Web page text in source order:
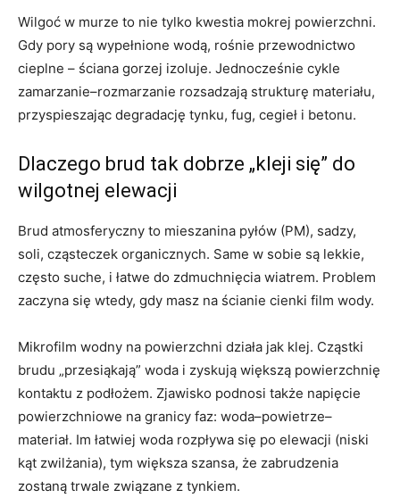
Wilgoć w murze to nie tylko kwestia mokrej powierzchni.
Gdy pory są wypełnione wodą, rośnie przewodnictwo
cieplne – ściana gorzej izoluje. Jednocześnie cykle
zamarzanie–rozmarzanie rozsadzają strukturę materiału,
przyspieszając degradację tynku, fug, cegieł i betonu.
Dlaczego brud tak dobrze „kleji się” do
wilgotnej elewacji
Brud atmosferyczny to mieszanina pyłów (PM), sadzy,
soli, cząsteczek organicznych. Same w sobie są lekkie,
często suche, i łatwe do zdmuchnięcia wiatrem. Problem
zaczyna się wtedy, gdy masz na ścianie cienki film wody.
Mikrofilm wodny na powierzchni działa jak klej. Cząstki
brudu „przesiąkają” woda i zyskują większą powierzchnię
kontaktu z podłożem. Zjawisko podnosi także napięcie
powierzchniowe na granicy faz: woda–powietrze–
materiał. Im łatwiej woda rozpływa się po elewacji (niski
kąt zwilżania), tym większa szansa, że zabrudzenia
zostaną trwale związane z tynkiem.